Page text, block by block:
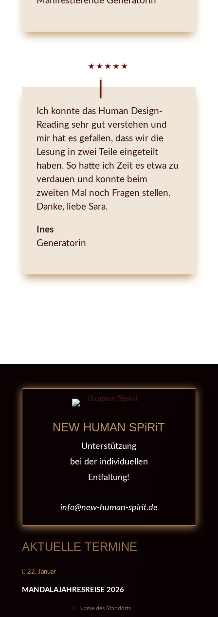
2024 habe ich mich für die Ausbildung zur
entschieden, um meine Erfahrungen mit
persönlichen Konten lösen zu
Herzlichst
Sara Stieldorf
Human Design
Beraterin & Wegbegleiterin
★★★★★
Ich konnte das Human Design-
Reading sehr gut verstehen und
mir hat es gefallen, dass wir die
Lesung in zwei Teile eingeteilt
haben. So hatte ich Zeit es etwa zu
verdauen und konnte beim
zweiten Mal noch Fragen stellen.
Danke, liebe Sara.
Ines
Generatorin
NEW HUMAN SPiRiT
Unterstützung
bei der individuellen
Entfaltung!
info@new-human-spirit.de
AKTUELLE TERMINE
22. Januar
MANDALAJAHRESREISE 2026
Name des Standorts